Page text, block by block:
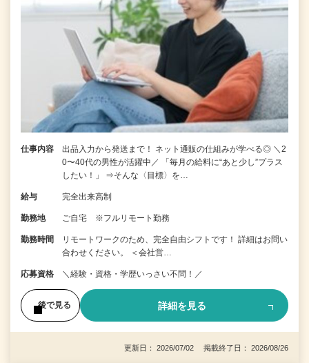
仕事内容
出品入力から発送まで！ ネット通販の仕組みが学べる◎ ＼2
0〜40代の男性が活躍中／ 「毎月の給料に“あと少し”プラス
したい！」 ⇒そんな〈目標〉を…
給与 完全出来高制
勤務地 ご自宅 ※フルリモート勤務
勤務時間
リモートワークのため、完全自由シフトです！ 詳細はお問い
合わせください。 ＜会社営…
応募資格 ＼経験・資格・学歴いっさい不問！／
後で見る 詳細を見る
更新日： 2026/07/02 掲載終了日： 2026/08/26